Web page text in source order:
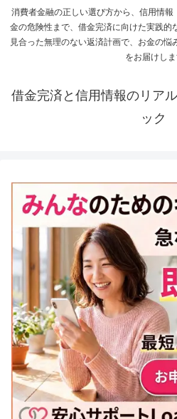
消費者金融の正しい選び方から、信用情
金の危険性まで、借金完済に向けた実践的
見合った無理のない返済計画で、お金の悩
をお届けしま
借金完済と信用情報のリア
ック